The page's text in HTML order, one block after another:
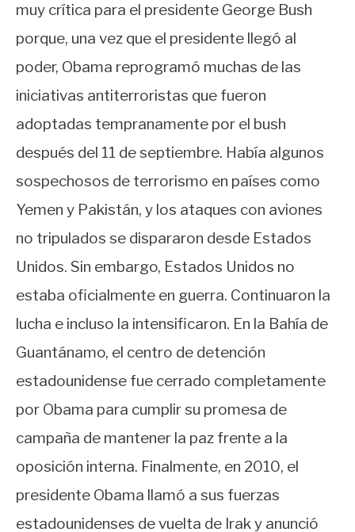
muy crítica para el presidente George Bush
porque, una vez que el presidente llegó al
poder, Obama reprogramó muchas de las
iniciativas antiterroristas que fueron
adoptadas tempranamente por el bush
después del 11 de septiembre. Había algunos
sospechosos de terrorismo en países como
Yemen y Pakistán, y los ataques con aviones
no tripulados se dispararon desde Estados
Unidos. Sin embargo, Estados Unidos no
estaba oficialmente en guerra. Continuaron la
lucha e incluso la intensificaron. En la Bahía de
Guantánamo, el centro de detención
estadounidense fue cerrado completamente
por Obama para cumplir su promesa de
campaña de mantener la paz frente a la
oposición interna. Finalmente, en 2010, el
presidente Obama llamó a sus fuerzas
estadounidenses de vuelta de Irak y anunció